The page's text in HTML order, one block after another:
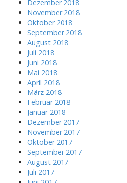
Dezember 2018
November 2018
Oktober 2018
September 2018
August 2018
Juli 2018
Juni 2018
Mai 2018
April 2018
März 2018
Februar 2018
Januar 2018
Dezember 2017
November 2017
Oktober 2017
September 2017
August 2017
Juli 2017